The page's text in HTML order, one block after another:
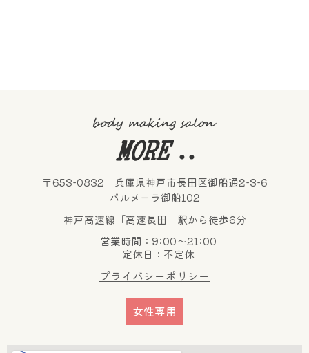
〒653-0832 兵庫県神戸市長田区御船通2-3-6
パルメーラ御船102
神戸高速線「高速長田」駅から徒歩6分
営業時間：9:00～21:00
定休日：不定休
プライバシーポリシー
女性専用